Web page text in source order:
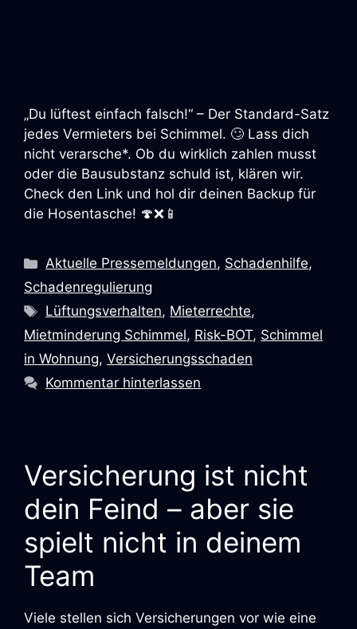
„Du lüftest einfach falsch!“ – Der Standard-Satz
jedes Vermieters bei Schimmel. 🙄 Lass dich
nicht verarsche*. Ob du wirklich zahlen musst
oder die Bausubstanz schuld ist, klären wir.
Check den Link und hol dir deinen Backup für
die Hosentasche! 🍄❌📱
Kategorien
Aktuelle Pressemeldungen, Schadenhilfe,
Schadenregulierung
Schlagwörter
Lüftungsverhalten, Mieterrechte,
Mietminderung Schimmel, Risk-BOT, Schimmel
in Wohnung, Versicherungsschaden
Kommentar hinterlassen
Versicherung ist nicht
dein Feind – aber sie
spielt nicht in deinem
Team
Viele stellen sich Versicherungen vor wie eine